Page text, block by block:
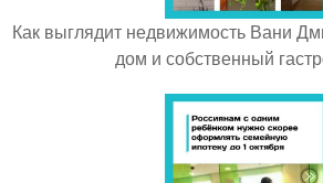
Как выглядит недвижимость Вани
дом и собственный